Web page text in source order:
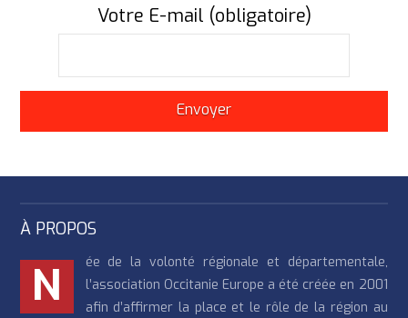
Votre E-mail (obligatoire)
À PROPOS
N
ée de la volonté régionale et départementale,
l’association Occitanie Europe a été créée en 2001
afin d’affirmer la place et le rôle de la région au